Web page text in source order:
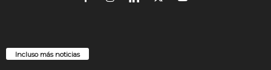
Incluso más noticias